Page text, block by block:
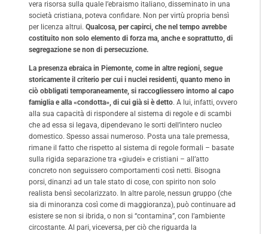
vera risorsa sulla quale l’ebraismo italiano, disseminato in una
società cristiana, poteva confidare. Non per virtù propria bensì
per licenza altrui. Qualcosa, per capirci, che nel tempo avrebbe
costituito non solo elemento di forza ma, anche e soprattutto, di
segregazione se non di persecuzione.
La presenza ebraica in Piemonte, come in altre regioni, segue
storicamente il criterio per cui i nuclei residenti, quanto meno in
ciò obbligati temporaneamente, si raccogliessero intorno al capo
famiglia e alla «condotta», di cui già si è detto. A lui, infatti, ovvero
alla sua capacità di rispondere al sistema di regole e di scambi
che ad essa si legava, dipendevano le sorti dell’intero nucleo
domestico. Spesso assai numeroso. Posta una tale premessa,
rimane il fatto che rispetto al sistema di regole formali – basate
sulla rigida separazione tra «giudei» e cristiani – all’atto
concreto non seguissero comportamenti così netti. Bisogna
porsi, dinanzi ad un tale stato di cose, con spirito non solo
realista bensì secolarizzato. In altre parole, nessun gruppo (che
sia di minoranza così come di maggioranza), può continuare ad
esistere se non si ibrida, o non si “contamina”, con l’ambiente
circostante. Al pari, viceversa, per ciò che riguarda la